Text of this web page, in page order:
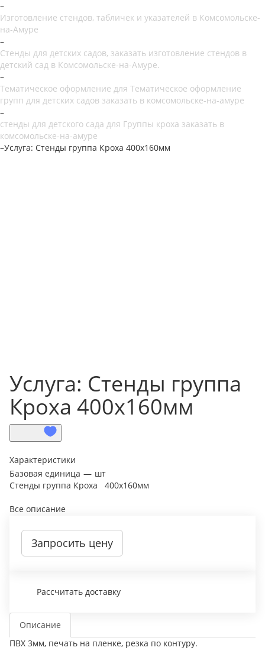
–
Изготовление стендов, табличек и указателей в Комсомольске-
на-Амуре
–
Стенды для детских садов, заказать изготовление стендов в
детский сад в Комсомольске-на-Амуре.
–
Тематическое оформление для Тематическое оформление
групп для детских садов заказать в комсомольске-на-амуре
–
стенды для детского сада для Группы кроха заказать в
комсомольске-на-амуре
–Услуга: Стенды группа Кроха 400х160мм
Услуга: Стенды группа
Кроха 400х160мм
Характеристики
Базовая единица — шт
Стенды группа Кроха 400х160мм
Все описание
Запросить цену
Рассчитать доставку
Описание
ПВХ 3мм, печать на пленке, резка по контуру.